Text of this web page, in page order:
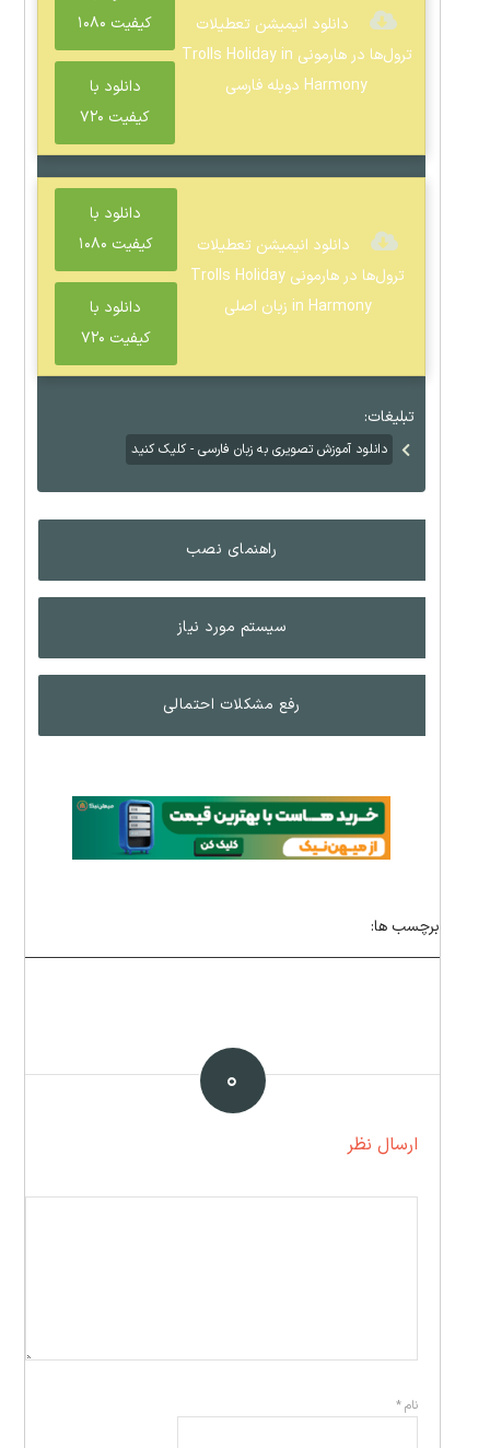
دانلود انیمیشن تعطیلات
ترول‌ها در هارمونی Trolls Holiday in
Harmony دوبله فارسی
کیفیت ۱۰۸۰
دانلود با
کیفیت ۷۲۰
دانلود انیمیشن تعطیلات
ترول‌ها در هارمونی Trolls Holiday
in Harmony زبان اصلی
دانلود با
کیفیت ۱۰۸۰
دانلود با
کیفیت ۷۲۰
تبلیغات:
دانلود آموزش تصویری به زبان فارسی - کلیک کنید
راهنمای نصب
سیستم مورد نیاز
رفع مشکلات احتمالی
برچسب ها:
۰
ارسال نظر
نام*